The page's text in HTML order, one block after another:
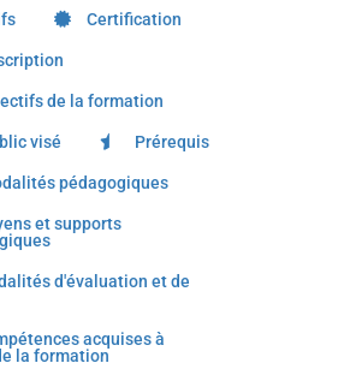
Certification
de la formation
visé Prérequis
pédagogiques
et supports
d'évaluation et de
acquises à
la formation